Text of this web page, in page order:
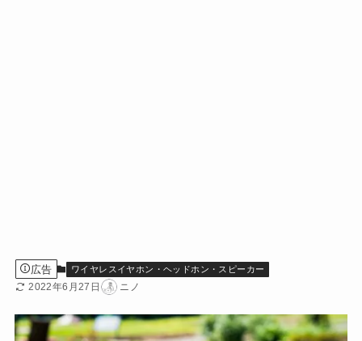
広告 ワイヤレスイヤホン・ヘッドホン・スピーカー
2022年6月27日 ニノ